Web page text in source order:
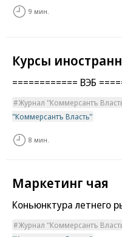
9 мин.
Курсы
============ ВЭБ
Журнал "Коммерсантъ
"Коммерсантъ Власть"
8 мин.
Маркетинг чая
Коньюнктура летнего
Журнал "Коммерсантъ